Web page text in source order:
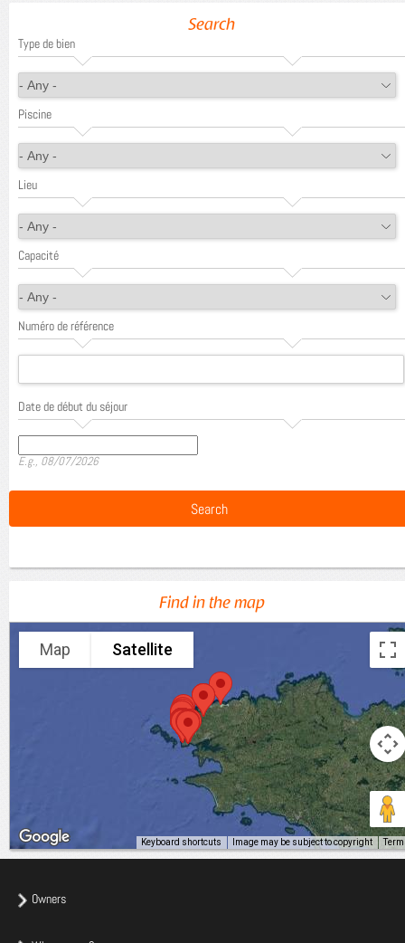
Search
Type de bien
Piscine
Lieu
Capacité
Numéro de référence
Date de début du séjour
E.g., 08/07/2026
Find in the map
Map Satellite
Keyboard shortcuts Image may be subject to copyright
Owners